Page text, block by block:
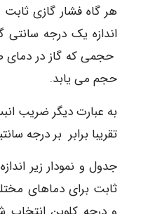
هر گاه فشار گازی
اندازه یک درجه سانتی
حجمی که گاز در دمای
حجم می یابد.
به عبارت دیگر ضریب
تقریبا برابر بر درجه
جدول و نمودار زیر
ثابت برای دماهاى